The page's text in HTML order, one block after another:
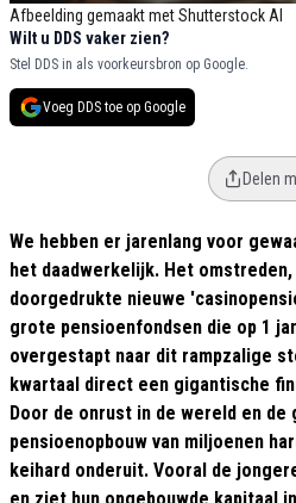
Afbeelding gemaakt met Shutterstock AI
Wilt u DDS vaker zien?
Stel DDS in als voorkeursbron op Google.
Voeg DDS toe op Google
Delen
We hebben er jarenlang voor
het daadwerkelijk. Het
doorgedrukte nieuwe
grote pensioenfondsen die op 1
overgestapt naar dit rampzalige
kwartaal direct een gigantische
Door de onrust in de wereld en
pensioenopbouw van miljoenen
keihard onderuit. Vooral de